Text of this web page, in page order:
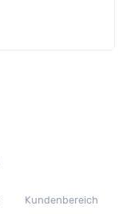
Kundenbereich